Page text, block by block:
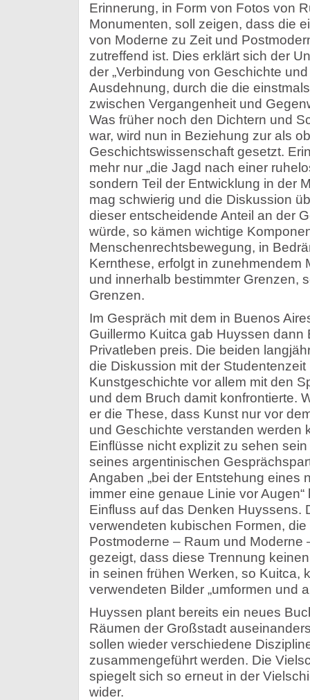
Erinnerung, in Form von Fotos von
Monumenten, soll zeigen, dass die
von Moderne zu Zeit und
zutreffend ist. Dies erklärt sich der
der „Verbindung von Geschichte
Ausdehnung, durch die die
zwischen Vergangenheit und
Was früher noch den Dichtern und
war, wird nun in Beziehung zur als
Geschichtswissenschaft gesetzt.
mehr nur „die Jagd nach einer
sondern Teil der Entwicklung in der
mag schwierig und die Diskussion
dieser entscheidende Anteil an der
würde, so kämen wichtige
Menschenrechtsbewegung, in
Kernthese, erfolgt in zunehmendem
und innerhalb bestimmter Grenzen,
Grenzen.
Im Gespräch mit dem in Buenos
Guillermo Kuitca gab Huyssen dann
Privatleben preis. Die beiden
die Diskussion mit der
Kunstgeschichte vor allem mit den
und dem Bruch damit konfrontierte.
er die These, dass Kunst nur vor
und Geschichte verstanden werden
Einflüsse nicht explizit zu sehen
seines argentinischen
Angaben „bei der Entstehung eines
immer eine genaue Linie vor
Einfluss auf das Denken Huyssens.
verwendeten kubischen Formen,
Postmoderne – Raum und Moderne
gezeigt, dass diese Trennung
in seinen frühen Werken, so Kuitca,
verwendeten Bilder „umformen und
Huyssen plant bereits ein neues
Räumen der Großstadt
sollen wieder verschiedene
zusammengeführt werden. Die
spiegelt sich so erneut in der
wider.